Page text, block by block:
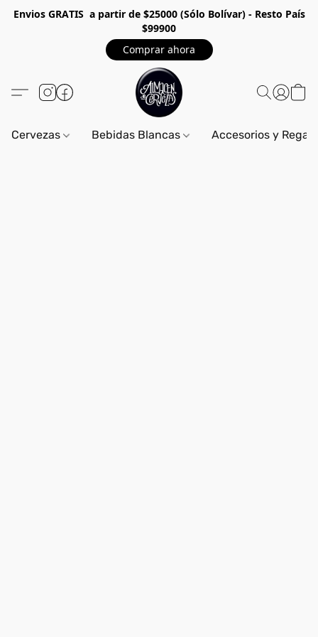
Envios GRATIS a partir de $25000 (Sólo Bolívar) - Resto País
$99900
Comprar ahora
Cervezas Bebidas Blancas Accesorios y